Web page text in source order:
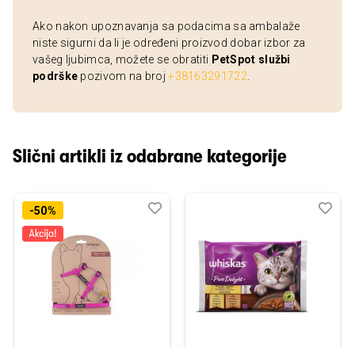
Ako nakon upoznavanja sa podacima sa ambalaže
niste sigurni da li je određeni proizvod dobar izbor za
vašeg ljubimca, možete se obratiti PetSpot službi
podrške pozivom na broj+38163291722
Slični artikli iz odabrane kategorije
-50%
Dodaj
Uporedi